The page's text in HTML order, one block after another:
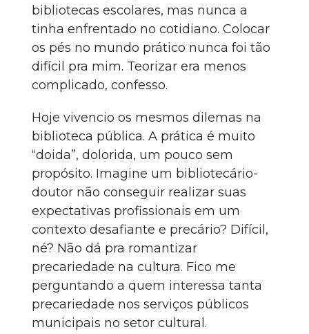
bibliotecas escolares, mas nunca a
tinha enfrentado no cotidiano. Colocar
os pés no mundo prático nunca foi tão
difícil pra mim. Teorizar era menos
complicado, confesso.
Hoje vivencio os mesmos dilemas na
biblioteca pública. A prática é muito
“doida”, dolorida, um pouco sem
propósito. Imagine um bibliotecário-
doutor não conseguir realizar suas
expectativas profissionais em um
contexto desafiante e precário? Difícil,
né? Não dá pra romantizar
precariedade na cultura. Fico me
perguntando a quem interessa tanta
precariedade nos serviços públicos
municipais no setor cultural.